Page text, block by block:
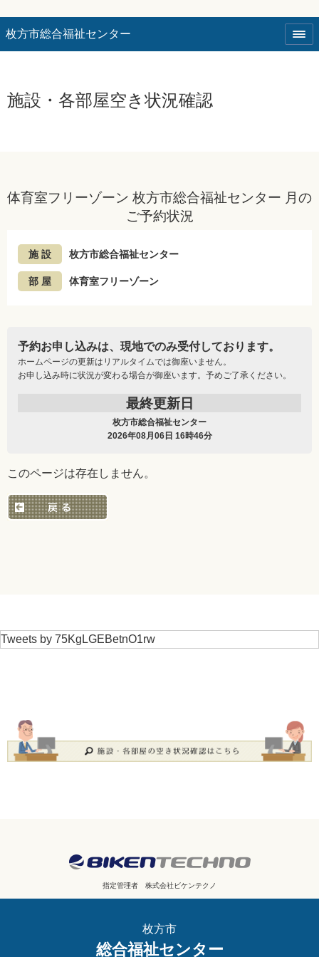
枚方市総合福祉センター
施設・各部屋空き状況確認
体育室フリーゾーン 枚方市総合福祉センター 月の
ご予約状況
施 設 枚方市総合福祉センター
部 屋 体育室フリーゾーン
予約お申し込みは、現地でのみ受付しております。
ホームページの更新はリアルタイムでは御座いません。
お申し込み時に状況が変わる場合が御座います。予めご了承ください。
最終更新日
枚方市総合福祉センター
2026年08月06日 16時46分
このページは存在しません。
Tweets by 75KgLGEBetnO1rw
指定管理者 株式会社ビケンテクノ
枚方市
総合福祉センター